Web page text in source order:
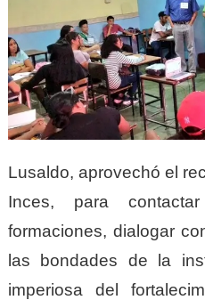
Lusaldo, aprovechó el
Inces, para
formaciones, dialogar
las bondades de la
imperiosa del